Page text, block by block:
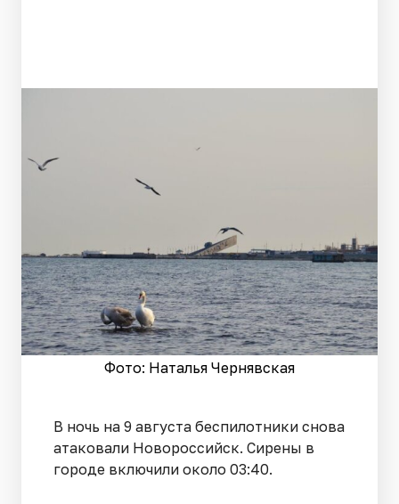
Фото: Наталья Чернявская
В ночь на 9 августа беспилотники снова
атаковали Новороссийск. Сирены в
городе включили около 03:40.